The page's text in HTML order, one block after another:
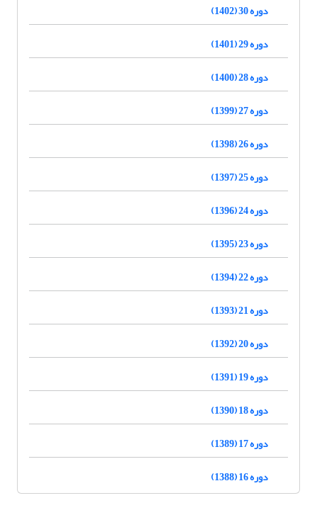
دوره 30 (1402)
دوره 29 (1401)
دوره 28 (1400)
دوره 27 (1399)
دوره 26 (1398)
دوره 25 (1397)
دوره 24 (1396)
دوره 23 (1395)
دوره 22 (1394)
دوره 21 (1393)
دوره 20 (1392)
دوره 19 (1391)
دوره 18 (1390)
دوره 17 (1389)
دوره 16 (1388)